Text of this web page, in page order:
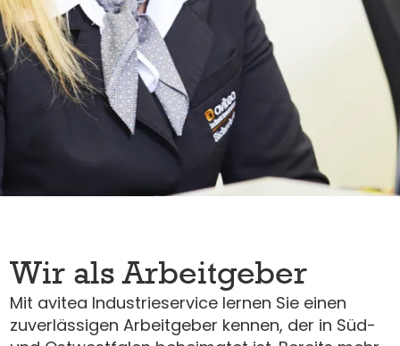
Wir als Arbeitgeber
Mit avitea Industrieservice lernen Sie einen
zuverlässigen Arbeitgeber kennen, der in Süd-